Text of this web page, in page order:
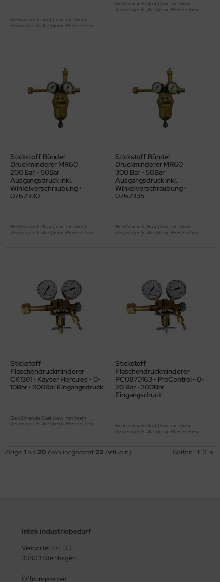
Sie können als Gast (bzw. mit Ihrem
derzeitigen Status) keine Preise sehen.
Sie können als Gast (bzw. mit Ihrem
derzeitigen Status) keine Preise sehen.
Stickstoff Bündel
Druckminderer MR60
200 Bar - 50Bar
Ausgangsdruck inkl.
Winkelverschraubung •
0762930
Sie können als Gast (bzw. mit Ihrem
derzeitigen Status) keine Preise sehen.
Stickstoff Bündel
Druckminderer MR60
300 Bar - 50Bar
Ausgangsdruck inkl.
Winkelverschraubung •
0762935
Sie können als Gast (bzw. mit Ihrem
derzeitigen Status) keine Preise sehen.
Stickstoff
Flaschendruckminderer
CK1301 • Kayser Hercules • 0-
10Bar • 200Bar Eingangsdruck
Sie können als Gast (bzw. mit Ihrem
derzeitigen Status) keine Preise sehen.
Stickstoff
Flaschendruckminderer
PC0870163 • ProControl • 0-
20 Bar • 200Bar
Eingangsdruck
Sie können als Gast (bzw. mit Ihrem
derzeitigen Status) keine Preise sehen.
Zeige 1 bis 20 (von insgesamt 23 Artikeln) Seiten: 1 2 »
Intek Industriebedarf
Vennorter Str. 33
33803 Steinhagen
Öffnungszeiten: